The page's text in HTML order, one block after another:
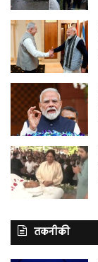
तकनीकी